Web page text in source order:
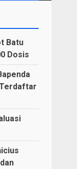
Batu
Dosis